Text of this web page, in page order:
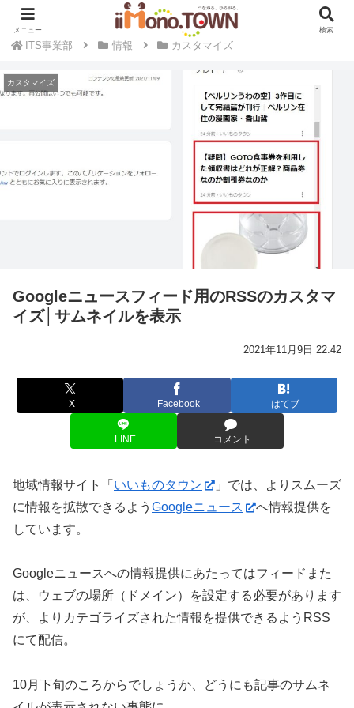
ビジネスのIT課題の解決をサポート
ITS事業部 情報 カスタマイズ
カスタマイズ
Googleニュースフィード用のRSSのカスタマ
イズ│サムネイルを表示
2021年11月9日 22:42
X Facebook はてブ
LINE コメント
地域情報サイト「 いいものタウン
」では、よりスムーズ
に情報を拡散できるよう Googleニュース
へ情報提供を
しています。
Googleニュースへの情報提供にあたってはフィードまた
は、ウェブの場所（ドメイン）を設定する必要があります
が、よりカテゴライズされた情報を提供できるようRSS
にて配信。
10月下旬のころからでしょうか、どうにも記事のサムネ
メニュー 検索